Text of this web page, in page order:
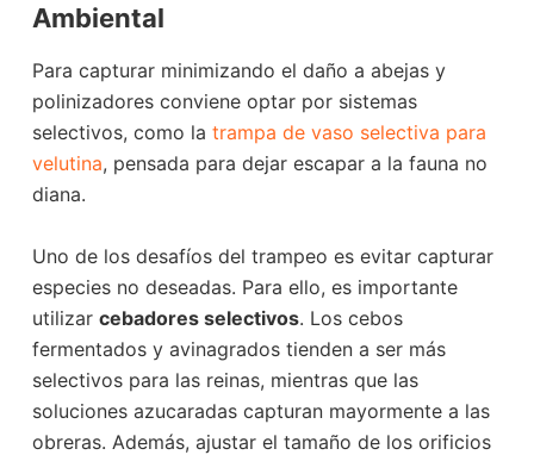
Ambiental
Para capturar minimizando el daño a abejas y
polinizadores conviene optar por sistemas
selectivos, como la trampa de vaso selectiva para
velutina, pensada para dejar escapar a la fauna no
diana.
Uno de los desafíos del trampeo es evitar capturar
especies no deseadas. Para ello, es importante
utilizar cebadores selectivos. Los cebos
fermentados y avinagrados tienden a ser más
selectivos para las reinas, mientras que las
soluciones azucaradas capturan mayormente a las
obreras. Además, ajustar el tamaño de los orificios